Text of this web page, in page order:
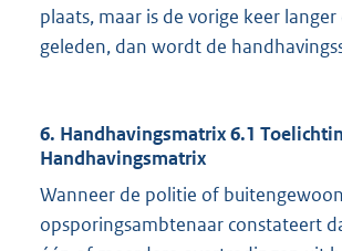
plaats, maar is de vorige keer
geleden, dan wordt de
6. Handhavingsmatrix 6.1
Handhavingsmatrix
Wanneer de politie of buitengewoon
opsporingsambtenaar constateert